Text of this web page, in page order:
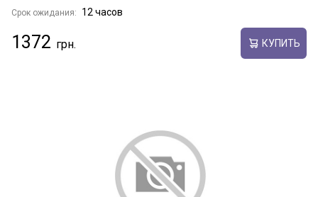
Срок ожидания: 12 часов
1372 КУПИТЬ